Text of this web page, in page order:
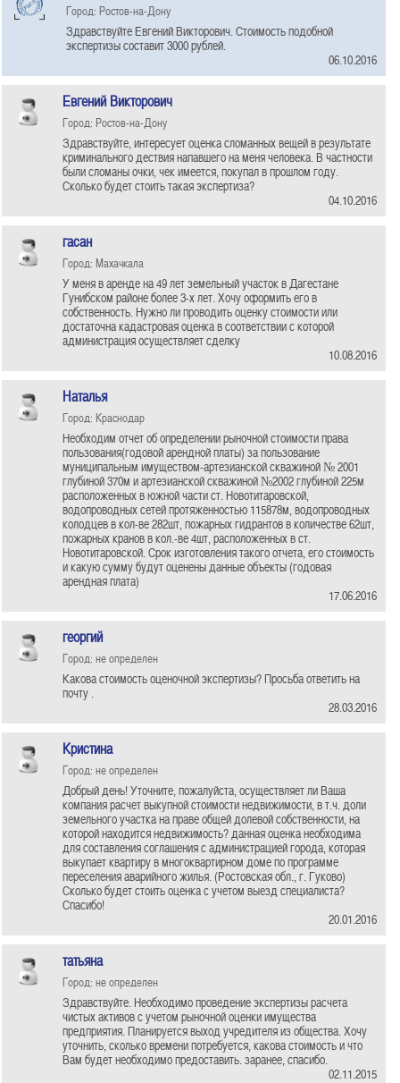
Город: Ростов-на-Дону
Здравствуйте Евгений Викторович. Стоимость подобной
экспертизы составит 3000 рублей.
06.10.2016
Евгений Викторович
Город: Ростов-на-Дону
Здравствуйте, интересует оценка сломанных вещей в результате
криминального дествия напавшего на меня человека. В частности
были сломаны очки, чек имеется, покупал в прошлом году.
Сколько будет стоить такая экспертиза?
04.10.2016
гасан
Город: Махачкала
У меня в аренде на 49 лет земельный участок в Дагестане
Гунибском районе более 3-х лет. Хочу оформить его в
собственность. Нужно ли проводить оценку стоимости или
достаточна кадастровая оценка в соответствии с которой
администрация осуществляет сделку
10.08.2016
Наталья
Город: Краснодар
Необходим отчет об определении рыночной стоимости права
пользования(годовой арендной платы) за пользование
муниципальным имуществом-артезианской скважиной № 2001
глубиной 370м и артезианской скважиной №2002 глубиной 225м
расположенных в южной части ст. Новотитаровской,
водопроводных сетей протяженностью 115878м, водопроводных
колодцев в кол-ве 282шт, пожарных гидрантов в количестве 62шт,
пожарных кранов в кол.-ве 4шт, расположенных в ст.
Новотитаровской. Срок изготовления такого отчета, его стоимость
и какую сумму будут оценены данные объекты (годовая
арендная плата)
17.06.2016
георгий
Город: не определен
Какова стоимость оценочной экспертизы? Просьба ответить на
почту .
28.03.2016
Кристина
Город: не определен
Добрый день! Уточните, пожалуйста, осуществляет ли Ваша
компания расчет выкупной стоимости недвижимости, в т.ч. доли
земельного участка на праве общей долевой собственности, на
которой находится недвижимость? данная оценка необходима
для составления соглашения с администрацией города, которая
выкупает квартиру в многоквартирном доме по программе
переселения аварийного жилья. (Ростовская обл., г. Гуково)
Сколько будет стоить оценка с учетом выезд специалиста?
Спасибо!
20.01.2016
татьяна
Город: не определен
Здравствуйте. Необходимо проведение экспертизы расчета
чистых активов с учетом рыноч­ной оценки имущества
предприятия. Планируется выход учредителя из общества. Хочу
уточнить, сколько времени потребуется, какова стоимость и что
Вам будет необходимо предоставить. заранее, спасибо.
02.11.2015